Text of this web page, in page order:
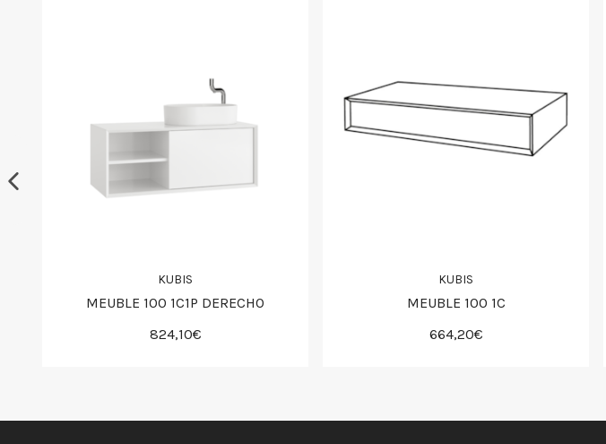
KUBIS
MEUBLE 100 1C1P DERECHO
824,10€
KUBIS
MEUBLE 100 1C
664,20€